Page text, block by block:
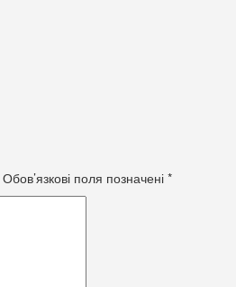
Обов’язкові поля позначені *